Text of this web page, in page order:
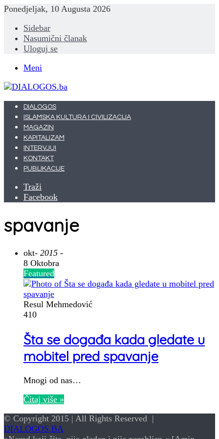
Ponedjeljak, 10 Augusta 2026
Sidebar
Nasumični članak
Uloguj se
Meni
DIALOGOS
ISLAMSKA KULTURA I CIVILIZACIJA
MAGAZIN
KAPITALIZAM
INTERVJUI
KONTAKT
PUBLIKACIJE
Traži
Facebook
spavanje
okt- 2015 -
8 Oktobra
Featured
Resul Mehmedović
410
Šta se događa kada gledate u
mobitel pred spavanje
Mnogi od nas…
Čitaj više »
© Copyright 2015 | All Rights Reserved |
DIALOGOS.BA